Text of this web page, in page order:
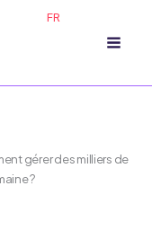
FR
gérer des milliers de
?